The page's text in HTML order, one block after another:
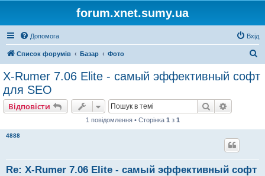
forum.xnet.sumy.ua
Допомога Вхід
Список форумів Базар Фото
X-Rumer 7.06 Elite - самый эффективный софт
для SEO
Відповісти Пошук
1 повідомлення • Сторінка 1 з 1
4888
Re: X-Rumer 7.06 Elite - самый эффективный софт